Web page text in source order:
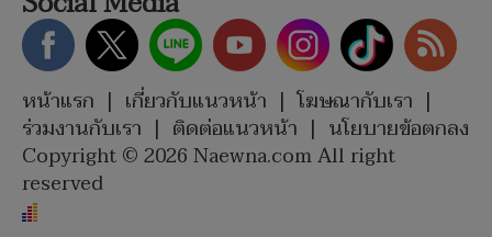
หน้าแรก | เกี่ยวกับแนวหน้า | โฆษณากับเรา |
ร่วมงานกับเรา | ติดต่อแนวหน้า | นโยบายข้อตกลง
Copyright © 2026 Naewna.com All right
reserved